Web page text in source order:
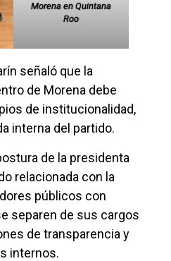
Morena en Quintana
Roo
señaló que la
de Morena debe
de institucionalidad,
interna del partido.
de la presidenta
relacionada con la
públicos con
separen de sus cargos
de transparencia y
internos.